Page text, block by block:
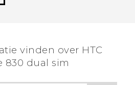
vinden over HTC
830 dual sim